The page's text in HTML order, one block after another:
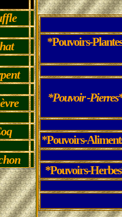
*Pouvoirs-
*Pouvoir -
*Pouvoirs-
*Pouvoirs-Herbes